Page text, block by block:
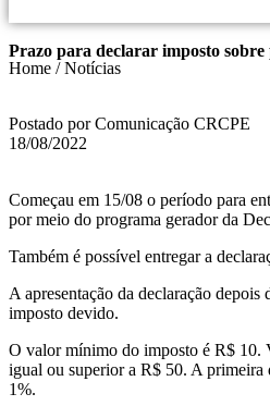
Prazo para declarar imposto
Home / Notícias
Postado por Comunicação CRCPE
18/08/2022
Começau em 15/08 o período para
por meio do programa gerador da
Também é possível entregar a
A apresentação da declaração
imposto devido.
O valor mínimo do imposto é R$ 10.
igual ou superior a R$ 50. A primeira
1%.